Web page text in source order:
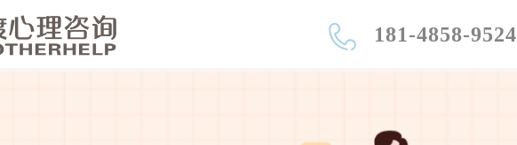
181-4858-9524